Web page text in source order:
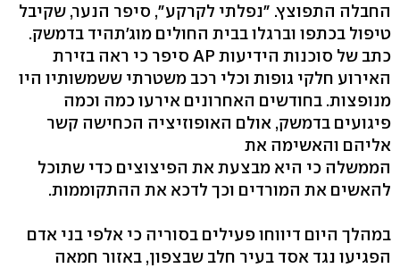
החבלה התפוצץ. "נפלתי לקרקע", סיפר הנער, שקיבל
טיפול בכתפו וברגלו בבית החולים מוג'תהיד בדמשק.
כתב של סוכנות הידיעות AP סיפר כי ראה בזירת
האירוע חלקי גופות וכלי רכב משטרתי ששמשותיו היו
מנופצות. בחודשים האחרונים אירעו כמה וכמה
פיגועים בדמשק, אולם האופוזיציה הכחישה קשר
אליהם והאשימה את
הממשלה כי היא מבצעת את הפיצוצים כדי שתוכל
להאשים את המורדים וכך לדכא את ההתקוממות.
במהלך היום דיווחו פעילים בסוריה כי אלפי בני אדם
הפגיעו נגד אסד בעיר חלב שבצפון, באזור חמאה